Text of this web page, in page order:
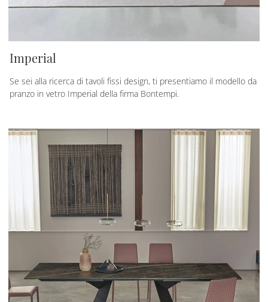
Imperial
Se sei alla ricerca di tavoli fissi design, ti presentiamo il modello da
pranzo in vetro Imperial della firma Bontempi.